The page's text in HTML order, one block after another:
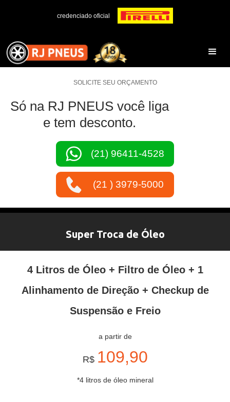
credenciado oficial
SOLICITE SEU ORÇAMENTO
Só na RJ PNEUS você liga
e tem desconto.
(21) 96411-4528
(21 ) 3979-5000
Super Troca de Óleo
4 Litros de Óleo + Filtro de Óleo + 1
Alinhamento de Direção + Checkup de
Suspensão e Freio
a partir de
R$ 109,90
*4 litros de óleo mineral